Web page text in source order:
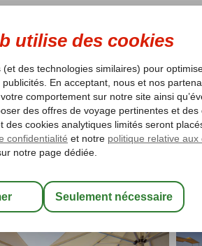
LAST MINUTES SOLEIL
vacances Garantie du prix le plus bas*
Palm